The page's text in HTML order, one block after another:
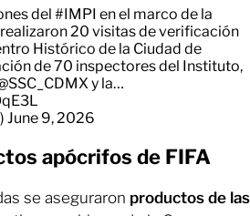
del #IMPI en el marco de la
20 visitas de verificación
Histórico de la Ciudad de
de 70 inspectores del Instituto,
y la…
June 9, 2026
apócrifos de FIFA
se aseguraron productos de las